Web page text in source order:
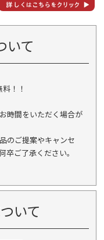
いて
！！
時間をいただく場合が
のご提案やキャンセ
ご了承ください。
いて